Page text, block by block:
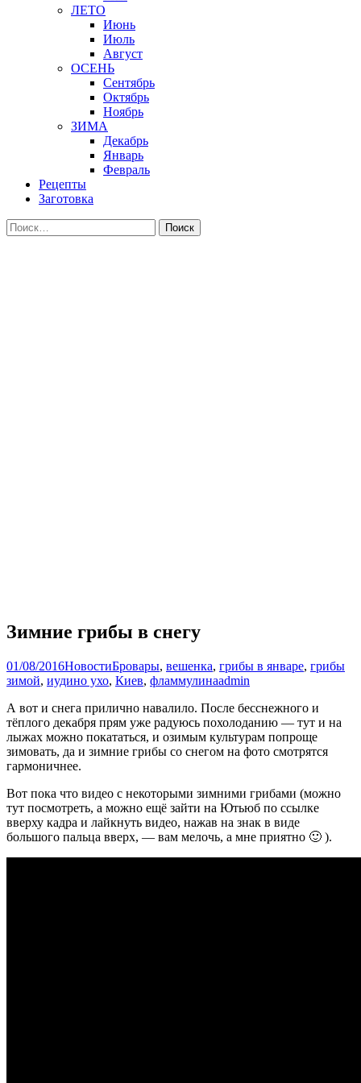
ЛЕТО
Июнь
Июль
Август
ОСЕНЬ
Сентябрь
Октябрь
Ноябрь
ЗИМА
Декабрь
Январь
Февраль
Рецепты
Заготовка
Найти:
Зимние грибы в снегу
01/08/2016НовостиБровары, вешенка, грибы в январе, грибы
зимой, иудино ухо, Киев, фламмулинаadmin
А вот и снега прилично навалило. После бесснежного и
тёплого декабря прям уже радуюсь похолоданию — тут и на
лыжах можно покататься, и озимым культурам попроще
зимовать, да и зимние грибы со снегом на фото смотрятся
гармоничнее.
Вот пока что видео с некоторыми зимними грибами (можно
тут посмотреть, а можно ещё зайти на Ютьюб по ссылке
вверху кадра и лайкнуть видео, нажав на знак в виде
большого пальца вверх, — вам мелочь, а мне приятно 🙂 ).